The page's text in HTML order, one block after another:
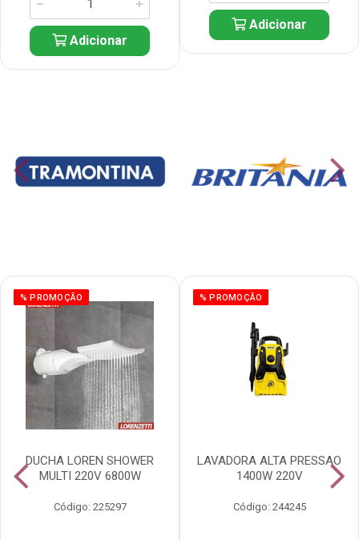
Adicionar
Adicionar
% PROMOÇÃO
DUCHA LOREN SHOWER
MULTI 220V 6800W
Código: 225297
% PROMOÇÃO
LAVADORA ALTA PRESSAO
1400W 220V
Código: 244245